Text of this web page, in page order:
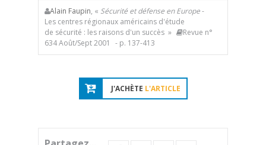
Alain Faupin, « Sécurité et défense en Europe-
Les centres régionaux américains d'étude
de sécurité : les raisons d'un succès »
Revue n°
634 Août/Sept 2001
- p. 137-413
J'ACHÈTE L'ARTICLE